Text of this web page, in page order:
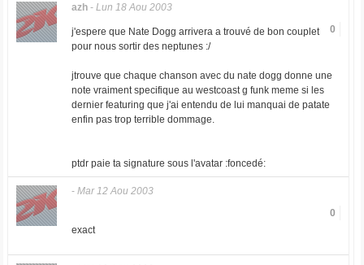
azh- Lun 18 Aou 2003
0
j'espere que Nate Dogg arrivera a trouvé de bon couplet
pour nous sortir des neptunes :/
jtrouve que chaque chanson avec du nate dogg donne une
note vraiment specifique au westcoast g funk meme si les
dernier featuring que j'ai entendu de lui manquai de patate
enfin pas trop terrible dommage.
ptdr paie ta signature sous l'avatar :foncedé:
- Mar 12 Aou 2003
0
exact